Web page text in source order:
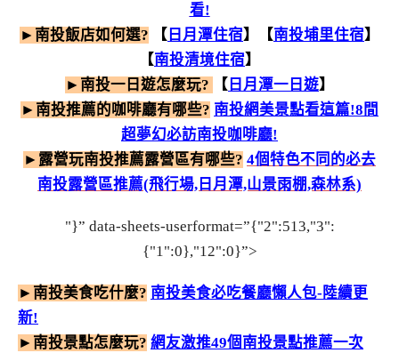
看!
►南投飯店如何選?
【 日月潭住宿】【南投埔里住宿】
【南投清境住宿】
►南投一日遊怎麼玩?
【 日月潭一日遊】
►南投推薦的咖啡廳有哪些? 南投網美景點看這篇!8間
超夢幻必訪南投咖啡廳!
►露營玩南投推薦露營區有哪些? 4個特色不同的必去
南投露營區推薦(飛行場,日月潭,山景雨棚,森林系)
"}” data-sheets-userformat=”{"2":513,"3":
{"1":0},"12":0}”>
►南投美食吃什麼? 南投美食必吃餐廳懶人包-陸續更
新!
►南投景點怎麼玩? 網友激推49個南投景點推薦一次